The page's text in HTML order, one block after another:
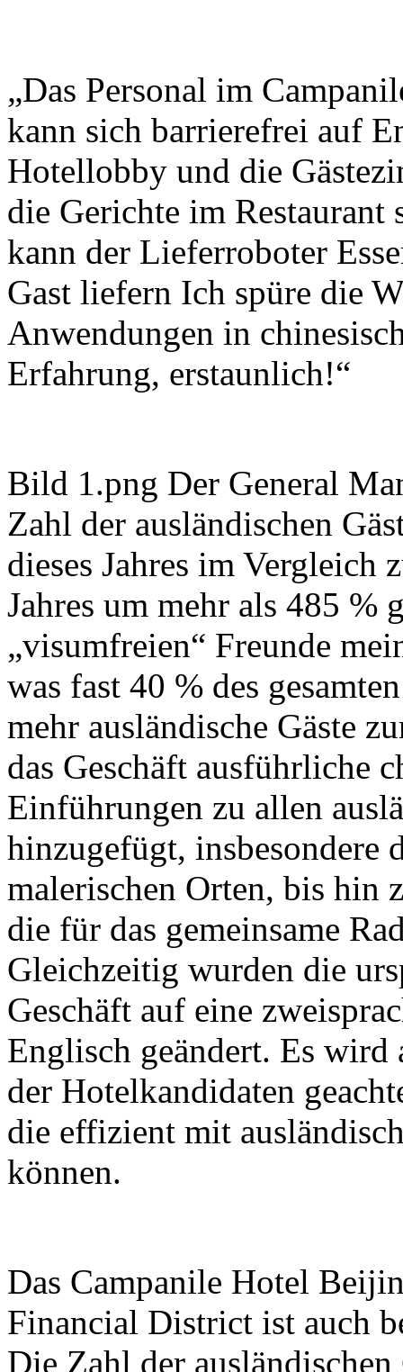
„Das Personal im
kann sich barrierefrei auf
Hotellobby und die
die Gerichte im Restaurant
kann der Lieferroboter
Gast liefern Ich spüre die
Anwendungen in
Erfahrung, erstaunlich!“
Bild 1.png Der General
Zahl der ausländischen
dieses Jahres im Vergleich
Jahres um mehr als 485 %
„visumfreien“ Freunde
was fast 40 % des
mehr ausländische Gäste
das Geschäft ausführliche
Einführungen zu allen
hinzugefügt, insbesondere
malerischen Orten, bis hin
die für das gemeinsame
Gleichzeitig wurden die
Geschäft auf eine
Englisch geändert. Es
der Hotelkandidaten
die effizient mit
können.
Das Campanile Hotel
Financial District ist auch
Die Zahl der